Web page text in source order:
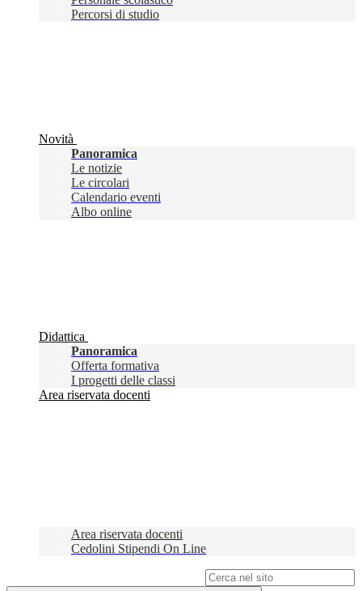
Percorsi di studio
Novità
Panoramica
Le notizie
Le circolari
Calendario eventi
Albo online
Didattica
Panoramica
Offerta formativa
I progetti delle classi
Area riservata docenti
Area riservata docenti
Cedolini Stipendi On Line